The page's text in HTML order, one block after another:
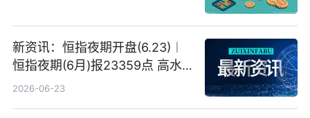
新资讯：恒指夜期开盘(6.23)︱
恒指夜期(6月)报23359点 高水
23点
2026-06-23